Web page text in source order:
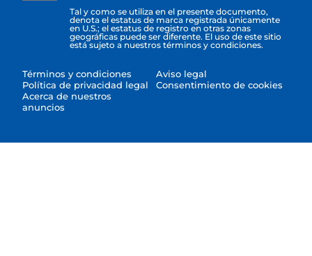
Tal y como se utiliza en el presente documento,
denota el estatus de marca registrada únicamente
en U.S.; el estatus de registro en otras zonas
geográficas puede ser diferente. El uso de este sitio
está sujeto a nuestros términos y condiciones.
Términos y condiciones
Política de privacidad legal
Acerca de nuestros
anuncios
Aviso legal
Consentimiento de cookies